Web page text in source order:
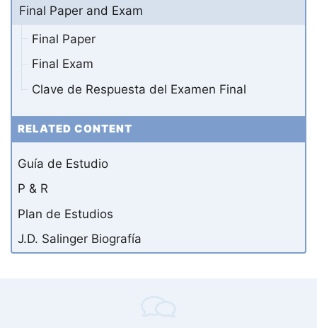
Final Paper and Exam
Final Paper
Final Exam
Clave de Respuesta del Examen Final
RELATED CONTENT
Guía de Estudio
P & R
Plan de Estudios
J.D. Salinger Biografía